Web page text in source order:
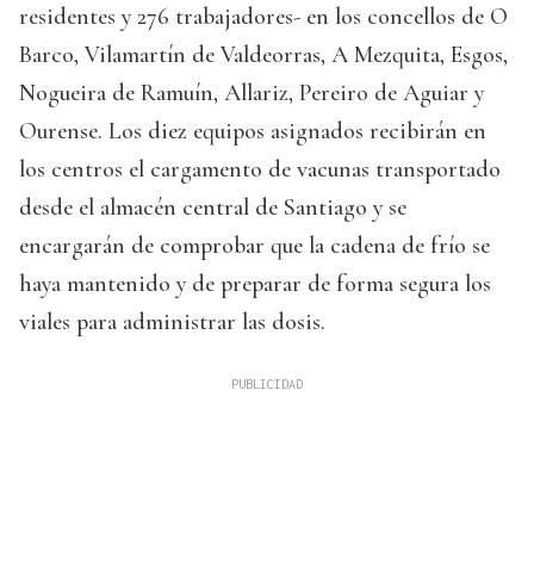
residentes y 276 trabajadores- en los concellos de O
Barco, Vilamartín de Valdeorras, A Mezquita, Esgos,
Nogueira de Ramuín, Allariz, Pereiro de Aguiar y
Ourense. Los diez equipos asignados recibirán en
los centros el cargamento de vacunas transportado
desde el almacén central de Santiago y se
encargarán de comprobar que la cadena de frío se
haya mantenido y de preparar de forma segura los
viales para administrar las dosis.